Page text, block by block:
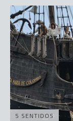
5 SENTIDOS